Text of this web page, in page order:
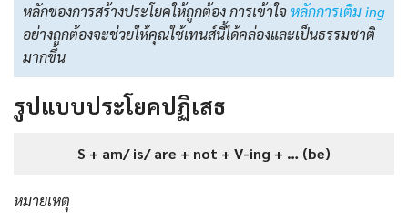
หลักของการสร้างประโยคให้ถูกต้อง การเข้าใจ หลักการเติม ing
อย่างถูกต้องจะช่วยให้คุณใช้เทนส์นี้ได้คล่องและเป็นธรรมชาติ
มากขึ้น
รูปแบบประโยคปฏิเสธ
S + am/ is/ are + not + V-ing + … (be)
หมายเหตุ